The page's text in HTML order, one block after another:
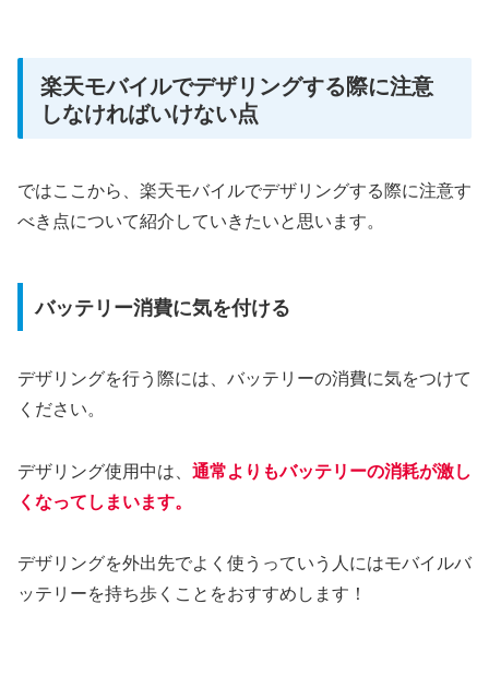
楽天モバイルでデザリングする際に注意
しなければいけない点
ではここから、楽天モバイルでデザリングする際に注意す
べき点について紹介していきたいと思います。
バッテリー消費に気を付ける
デザリングを行う際には、バッテリーの消費に気をつけて
ください。
デザリング使用中は、 通常よりもバッテリーの消耗が激し
くなってしまいます。
デザリングを外出先でよく使うっていう人にはモバイルバ
ッテリーを持ち歩くことをおすすめします！